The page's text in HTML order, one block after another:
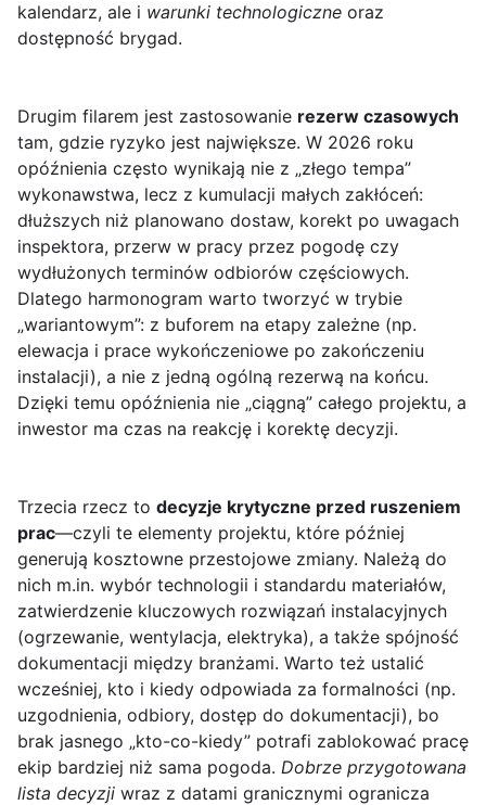
kalendarz, ale i warunki technologiczne oraz
dostępność brygad.
Drugim filarem jest zastosowanie rezerw czasowych
tam, gdzie ryzyko jest największe. W 2026 roku
opóźnienia często wynikają nie z „złego tempa”
wykonawstwa, lecz z kumulacji małych zakłóceń:
dłuższych niż planowano dostaw, korekt po uwagach
inspektora, przerw w pracy przez pogodę czy
wydłużonych terminów odbiorów częściowych.
Dlatego harmonogram warto tworzyć w trybie
„wariantowym”: z buforem na etapy zależne (np.
elewacja i prace wykończeniowe po zakończeniu
instalacji), a nie z jedną ogólną rezerwą na końcu.
Dzięki temu opóźnienia nie „ciągną” całego projektu, a
inwestor ma czas na reakcję i korektę decyzji.
Trzecia rzecz to decyzje krytyczne przed ruszeniem
prac—czyli te elementy projektu, które później
generują kosztowne przestojowe zmiany. Należą do
nich m.in. wybór technologii i standardu materiałów,
zatwierdzenie kluczowych rozwiązań instalacyjnych
(ogrzewanie, wentylacja, elektryka), a także spójność
dokumentacji między branżami. Warto też ustalić
wcześniej, kto i kiedy odpowiada za formalności (np.
uzgodnienia, odbiory, dostęp do dokumentacji), bo
brak jasnego „kto-co-kiedy” potrafi zablokować pracę
ekip bardziej niż sama pogoda. Dobrze przygotowana
lista decyzji wraz z datami granicznymi ogranicza